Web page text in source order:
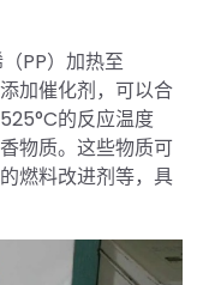
PP）加热至
加催化剂，可以合
的反应温度
物质。这些物质可
燃料改进剂等，具